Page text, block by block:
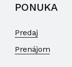
PONUKA
Predaj
Prenájom